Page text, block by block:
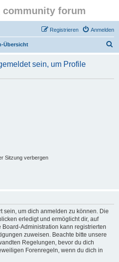
community forum
Anmelden
Registrieren
Übersicht
h
sein, um Profile
Sitzung verbergen
sein, um dich anmelden zu können. Die
erledigt und ermöglicht dir, auf
Administration kann registrierten
zuweisen. Beachte bitte unsere
Regelungen, bevor du dich
Forenregeln, wenn du dich in